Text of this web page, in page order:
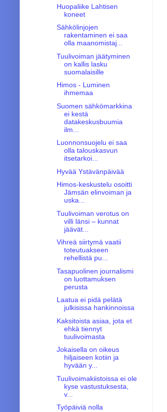
Huopaliike Lahtisen
koneet
Sähkölinjojen
rakentaminen ei saa
olla maanomistaj...
Tuulivoiman jäätyminen
on kallis lasku
suomalaisille
Himos - Luminen
ihmemaa
Suomen sähkömarkkina
ei kestä
datakeskusbuumia
ilm...
Luonnonsuojelu ei saa
olla talouskasvun
itsetarkoi...
Hyvää Ystävänpäivää
Himos-keskustelu osoitti
Jämsän elinvoiman ja
uska...
Tuulivoiman verotus on
villi länsi – kunnat
jäävät...
Vihreä siirtymä vaatii
toteutuakseen
rehellistä pu...
Tasapuolinen journalismi
on luottamuksen
perusta
Laatua ei pidä pelätä
julkisissa hankinnoissa
Kaksitoista asiaa, jota et
ehkä tiennyt
tuulivoimasta
Jokaisella on oikeus
hiljaiseen kotiin ja
hyvään y...
Tuulivoimakiistoissa ei ole
kyse vastustuksesta,
v...
Työpäiviä nolla